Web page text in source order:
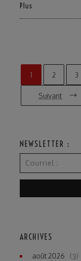
Plus
1 2 3
Suivant
NEWSLETTER :
ARCHIVES
août 2026 (3)